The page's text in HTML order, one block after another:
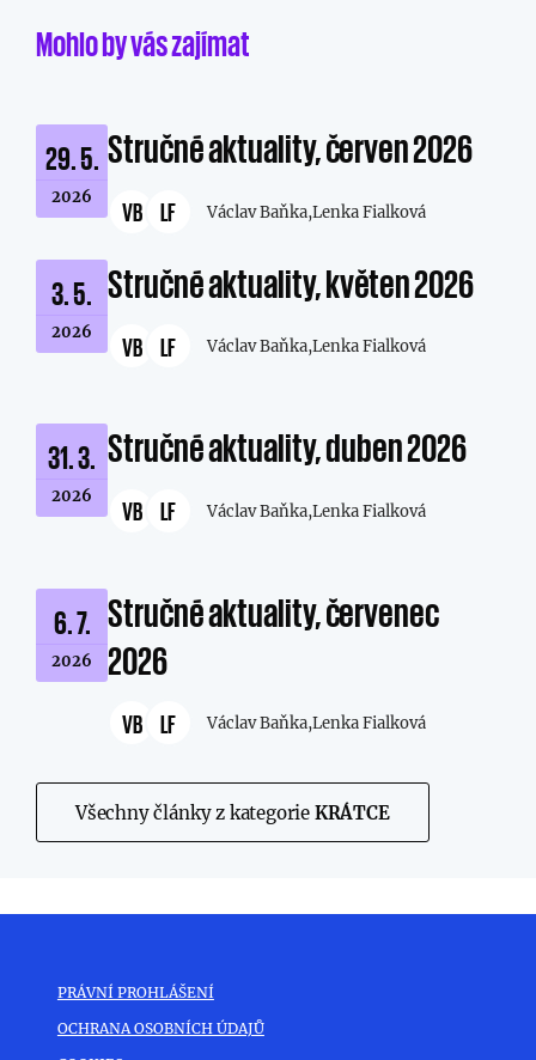
Mohlo by vás zajímat
29. 5.
2026
Stručné aktuality, červen 2026
VB LF Václav Baňka,Lenka Fialková
3. 5.
2026
Stručné aktuality, květen 2026
VB LF Václav Baňka,Lenka Fialková
31. 3.
2026
Stručné aktuality, duben 2026
VB LF Václav Baňka,Lenka Fialková
6. 7.
2026
Stručné aktuality, červenec
2026
VB LF Václav Baňka,Lenka Fialková
Všechny články z kategorie KRÁTCE
PRÁVNÍ PROHLÁŠENÍ
OCHRANA OSOBNÍCH ÚDAJŮ